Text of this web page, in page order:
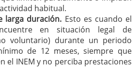
habitual.
larga duración. Esto es cuando el
en situación legal de
voluntario) durante un periodo
de 12 meses, siempre que
el INEM y no perciba prestaciones